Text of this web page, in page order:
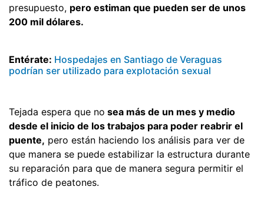
presupuesto, pero estiman que pueden ser de unos
200 mil dólares.
Entérate: Hospedajes en Santiago de Veraguas
podrían ser utilizado para explotación sexual
Tejada espera que no sea más de un mes y medio
desde el inicio de los trabajos para poder reabrir el
puente, pero están haciendo los análisis para ver de
que manera se puede estabilizar la estructura durante
su reparación para que de manera segura permitir el
tráfico de peatones.